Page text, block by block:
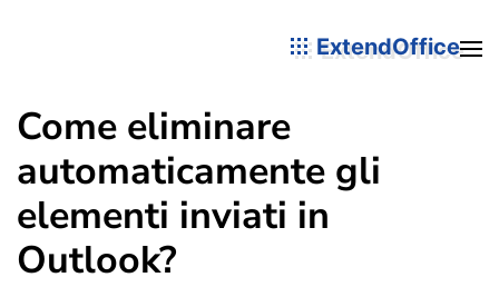
ExtendOffice
Come eliminare
automaticamente gli
elementi inviati in
Outlook?